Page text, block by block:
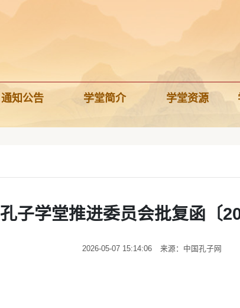
通知公告 学堂简介 学堂资源
孔子学堂推进委员会批复函〔
2026-05-07 15:14:06 来源：中国孔子网